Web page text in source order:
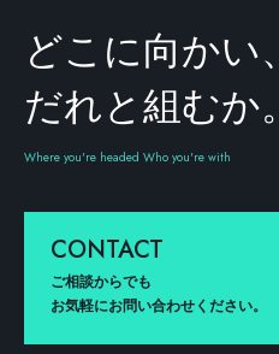
どこに向かい、
だれと組むか。
Where you're headed Who you're with
CONTACT
ご相談からでも
お気軽にお問い合わせください。